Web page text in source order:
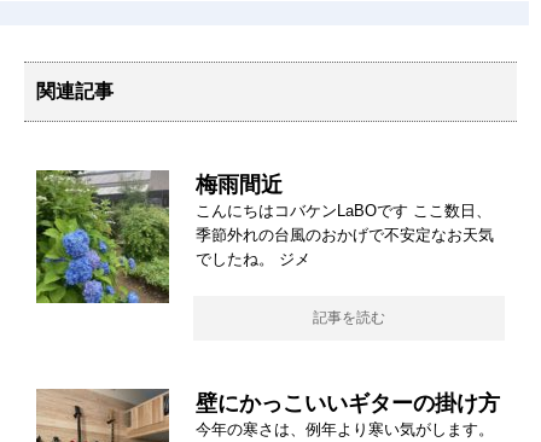
関連記事
梅雨間近
こんにちはコバケンLaBOです ここ数日、
季節外れの台風のおかげで不安定なお天気
でしたね。 ジメ
記事を読む
壁にかっこいいギターの掛け方
今年の寒さは、例年より寒い気がします。